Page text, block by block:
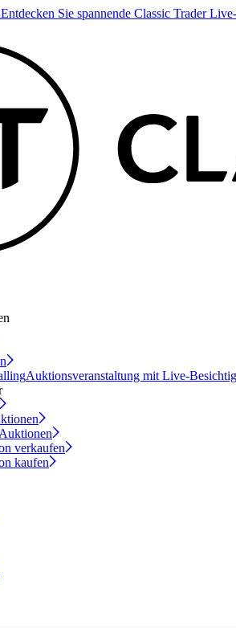
Entdecken Sie spannende Classic Trader
Auktionsveranstaltung mit Live-
verkaufen
kaufen